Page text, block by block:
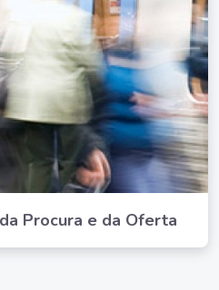
Procura e da Oferta